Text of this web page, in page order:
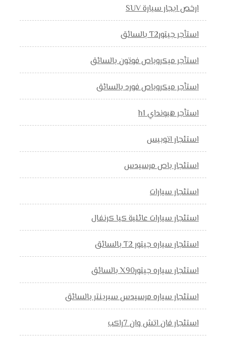
ارخص ايجار سيارة SUV
استأجر جيتورT2 بالسائق
استأجر ميكروباص فوتون بالسائق
استأجر ميكروباص فورد بالسائق
استأجر هيونداي h1
استئجار اتوبيس
استئجار باص مرسيدس
استئجار سيارات
استئجار سيارات عائلية كيا كرنفال
استئجار سياره جيتور T2 بالسائق
استئجار سياره جيتورX90 بالسائق
استئجار سياره مرسيدس سبرينتر بالسائق
استئجار فان اتش وان 7راكب